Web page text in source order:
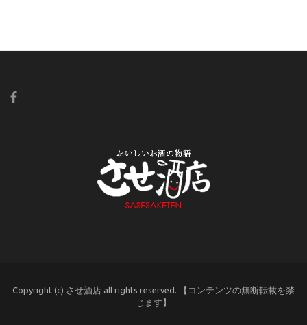
Copyright (c) させ酒店 all rights reserved. 【コンテンツの無断転載を禁
じます】